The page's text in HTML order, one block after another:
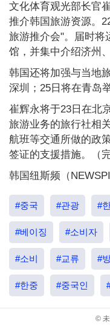
文化体育观光部长官
推介韩国旅游资源。
旅游推介会"。届时将
馆，并集中介绍济州
韩国还将加强与当地
深圳；25日将在青岛
崔辉永将于23日在北
旅游业务的旅行社相
航班等交通所做的政
签证的支援措施。（完
韩国纽斯频（
#중국 #관광 #
#베이징 #소비자
#소비 #교류 #
#한중 #중국인
©